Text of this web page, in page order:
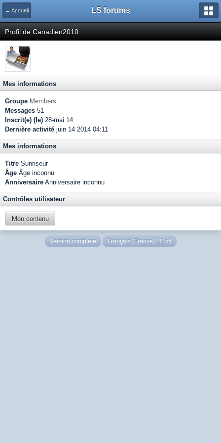
← Accueil LS forums
Profil de Canadien2010
Mes informations
Groupe Members
Messages 51
Inscrit(e) (le) 28-mai 14
Dernière activité juin 14 2014 04:11
Mes informations
Titre Sunriseur
Âge Âge inconnu
Anniversaire Anniversaire inconnu
Contrôles utilisateur
Mon contenu
Version complète Français (France) LS v4